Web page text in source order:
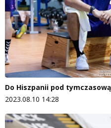
Do Hiszpanii pod
2023.08.10 14:28